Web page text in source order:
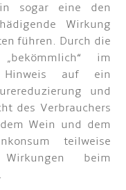
sogar eine den
Wirkung
führen. Durch die
im
Hinweis auf ein
und
des Verbrauchers
Wein und dem
teilweise
beim